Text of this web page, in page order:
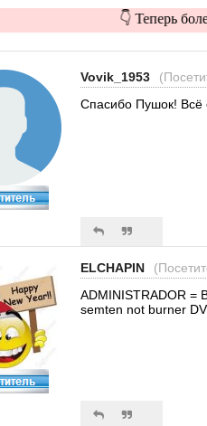
👇 Теперь
Vovik_1953
Спасибо Пушок! Всё
ELCHAPIN
ADMINISTRADOR =
semten not burner